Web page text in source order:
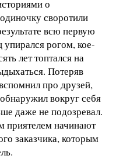
о
своротили
всю первую
рогом, кое-
лет топтался на
Потеряв
про друзей,
вокруг себя
даже не подозревал.
приятелем начинают
заказчика, которым